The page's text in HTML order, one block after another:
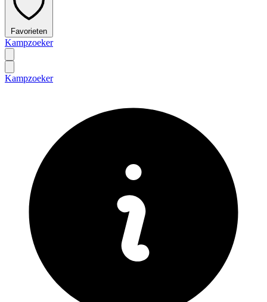
Favorieten
Kampzoeker
Kampzoeker